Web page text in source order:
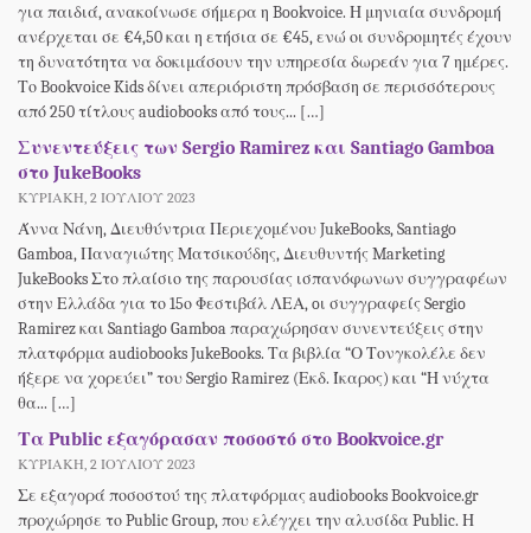
για παιδιά, ανακοίνωσε σήμερα η Bookvoice. Η μηνιαία συνδρομή
ανέρχεται σε €4,50 και η ετήσια σε €45, ενώ οι συνδρομητές έχουν
τη δυνατότητα να δοκιμάσουν την υπηρεσία δωρεάν για 7 ημέρες.
Το Bookvoice Kids δίνει απεριόριστη πρόσβαση σε περισσότερους
από 250 τίτλους audiobooks από τους... […]
Συνεντεύξεις των Sergio Ramirez και Santiago Gamboa
στο JukeBooks
ΚΥΡΙΑΚΉ, 2 ΙΟΥΛΊΟΥ 2023
Άννα Νάνη, Διευθύντρια Περιεχομένου JukeBooks, Santiago
Gamboa, Παναγιώτης Ματσικούδης, Διευθυντής Marketing
JukeBooks Στο πλαίσιο της παρουσίας ισπανόφωνων συγγραφέων
στην Ελλάδα για το 15ο Φεστιβάλ ΛΕΑ, oι συγγραφείς Sergio
Ramirez και Santiago Gamboa παραχώρησαν συνεντεύξεις στην
πλατφόρμα audiobooks JukeBooks. Τα βιβλία “Ο Τονγκολέλε δεν
ήξερε να χορεύει” του Sergio Ramirez (Εκδ. Ίκαρος) και “Η νύχτα
θα... […]
Τα Public εξαγόρασαν ποσοστό στο Bookvoice.gr
ΚΥΡΙΑΚΉ, 2 ΙΟΥΛΊΟΥ 2023
Σε εξαγορά ποσοστού της πλατφόρμας audiobooks Bookvoice.gr
προχώρησε το Public Group, που ελέγχει την αλυσίδα Public. Η